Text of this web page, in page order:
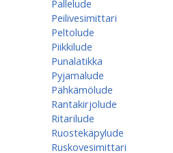
Pallelude
Peilivesimittari
Peltolude
Piikkilude
Punalatikka
Pyjamalude
Pähkämölude
Rantakirjolude
Ritarilude
Ruostekäpylude
Ruskovesimittari